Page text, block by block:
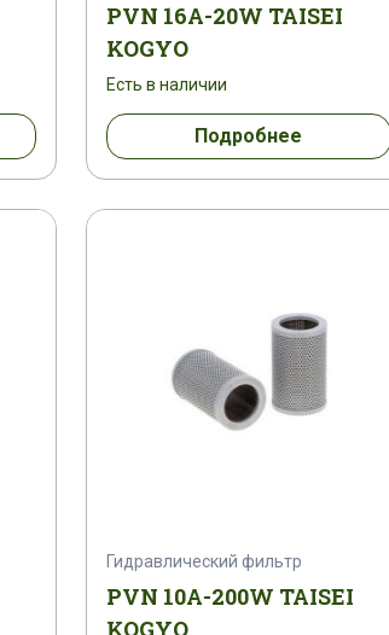
PVN 16A-20W TAISEI
KOGYO
Есть в наличии
Подробнее
Гидравлический фильтр
PVN 10A-200W TAISEI